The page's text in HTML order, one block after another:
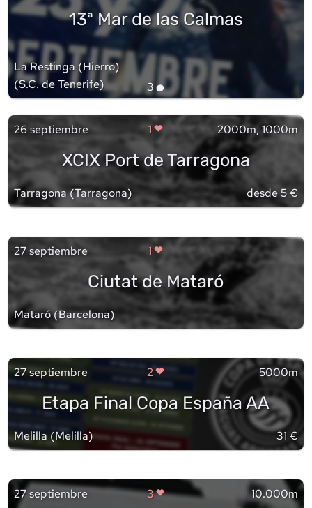
13ª Mar de las Calmas
La Restinga (Hierro)
(S.C. de Tenerife) 3
26 septiembre 1 2000m, 1000m
XCIX Port de Tarragona
Tarragona(Tarragona) desde 5 €
27 septiembre 1
Ciutat de Mataró
Mataró(Barcelona)
27 septiembre 2 5000m
Etapa Final Copa España AA
Melilla (Melilla) 31 €
27 septiembre 3 10.000m